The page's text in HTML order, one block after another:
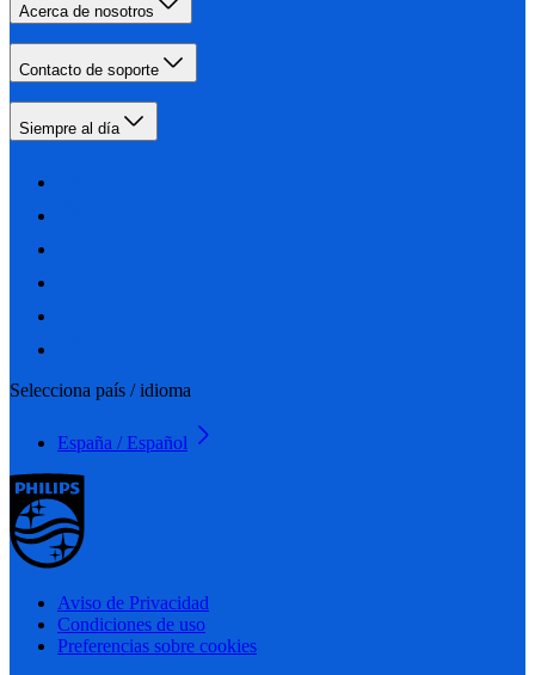
Acerca de nosotros
Contacto de soporte
Siempre al día
Selecciona país / idioma
España / Español
Aviso de Privacidad
Condiciones de uso
Preferencias sobre cookies